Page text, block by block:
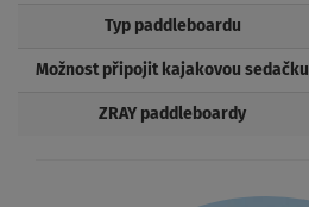
Typ paddleboardu
Možnost připojit kajakovou sedačku
ZRAY paddleboardy